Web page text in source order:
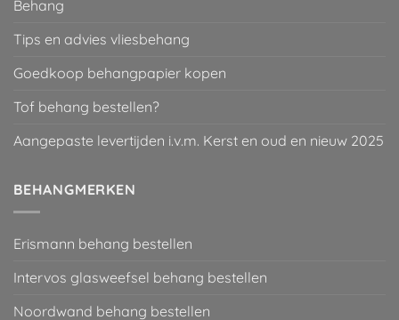
Behang
Tips en advies vliesbehang
Goedkoop behangpapier kopen
Tof behang bestellen?
Aangepaste levertijden i.v.m. Kerst en oud en nieuw 2025
BEHANGMERKEN
Erismann behang bestellen
Intervos glasweefsel behang bestellen
Noordwand behang bestellen